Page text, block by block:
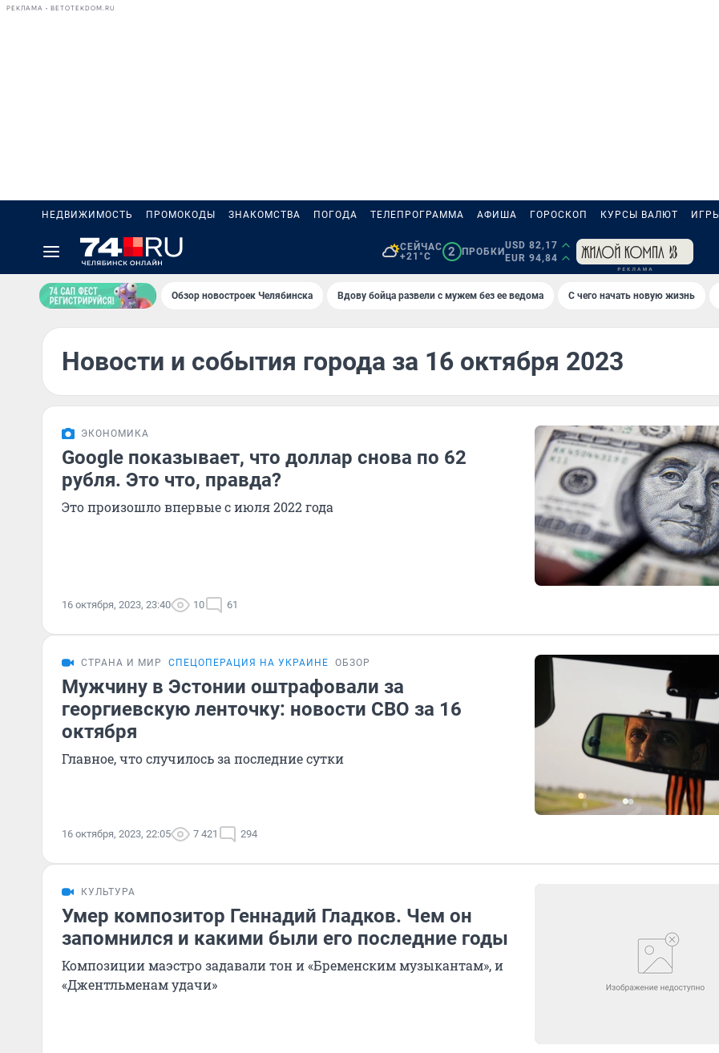
РЕКЛАМА • BETOTEKDOM.RU
НЕДВИЖИМОСТЬ ПРОМОКОДЫ ЗНАКОМСТВА ПОГОДА ТЕЛЕПРОГРАММА АФИША ГОРОСКОП КУРСЫ ВАЛЮТ ИГРЫ
СЕЙЧАС
+21°C
2 ПРОБКИ
USD 82,17
EUR 94,84
Обзор новостроек Челябинска Вдову бойца развели с мужем без ее ведома С чего начать новую жизнь
Новости и события города за 16 октября 2023
ЭКОНОМИКА
Google показывает, что доллар снова по 62
рубля. Это что, правда?
Это произошло впервые с июля 2022 года
16 октября, 2023, 23:40 10 61
СТРАНА И МИР СПЕЦОПЕРАЦИЯ НА УКРАИНЕ ОБЗОР
Мужчину в Эстонии оштрафовали за
георгиевскую ленточку: новости СВО за 16
октября
Главное, что случилось за последние сутки
16 октября, 2023, 22:05 7 421 294
КУЛЬТУРА
Умер композитор Геннадий Гладков. Чем он
запомнился и какими были его последние годы
Композиции маэстро задавали тон и «Бременским музыкантам», и
«Джентльменам удачи»